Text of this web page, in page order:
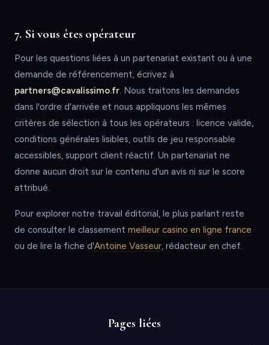
7. Si vous êtes opérateur
Pour les questions liées à un partenariat existant ou à une
demande de référencement, écrivez à
partners@cavalissimo.fr. Nous traitons les demandes
dans l'ordre d'arrivée et nous appliquons les mêmes
critères de sélection à tous les opérateurs : licence valide,
conditions générales lisibles, outils de jeu responsable
accessibles, support client réactif. Un partenariat ne
donne aucun droit sur le contenu d'un avis ni sur le score
attribué.
Pour explorer notre travail éditorial, le plus parlant reste
de consulter le classement meilleur casino en ligne france
ou de lire la fiche d'Antoine Vasseur, rédacteur en chef.
Pages liées